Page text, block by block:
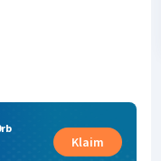
Klaim